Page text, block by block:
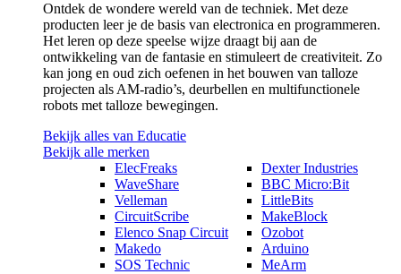
Ontdek de wondere wereld van de techniek. Met deze
producten leer je de basis van electronica en programmeren.
Het leren op deze speelse wijze draagt bij aan de
ontwikkeling van de fantasie en stimuleert de creativiteit. Zo
kan jong en oud zich oefenen in het bouwen van talloze
projecten als AM-radio’s, deurbellen en multifunctionele
robots met talloze bewegingen.
Bekijk alles van Educatie
Bekijk alle merken
ElecFreaks
WaveShare
Velleman
CircuitScribe
Elenco Snap Circuit
Makedo
SOS Technic
Dexter Industries
BBC Micro:Bit
LittleBits
MakeBlock
Ozobot
Arduino
MeArm